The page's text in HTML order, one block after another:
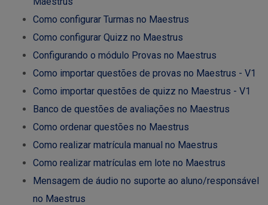
Como configurar Turmas no Maestrus
Como configurar Quizz no Maestrus
Configurando o módulo Provas no Maestrus
Como importar questões de provas no Maestrus - V1
Como importar questões de quizz no Maestrus - V1
Banco de questões de avaliações no Maestrus
Como ordenar questões no Maestrus
Como realizar matrícula manual no Maestrus
Como realizar matrículas em lote no Maestrus
Mensagem de áudio no suporte ao aluno/responsável
no Maestrus